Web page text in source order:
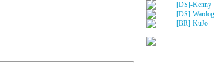
[DS]-Kenny
[DS]-Wardog
[BR]-KuJo